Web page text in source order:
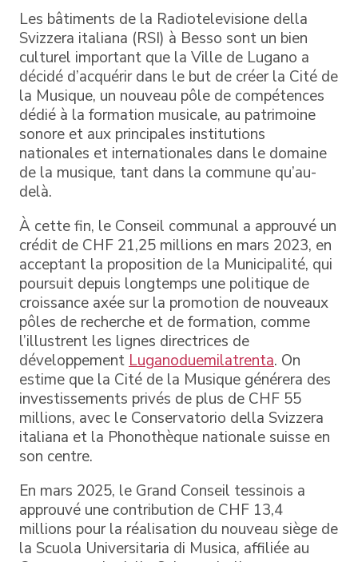
Les bâtiments de la Radiotelevisione della
Svizzera italiana (RSI) à Besso sont un bien
culturel important que la Ville de Lugano a
décidé d’acquérir dans le but de créer la Cité de
la Musique, un nouveau pôle de compétences
dédié à la formation musicale, au patrimoine
sonore et aux principales institutions
nationales et internationales dans le domaine
de la musique, tant dans la commune qu’au-
delà.
À cette fin, le Conseil communal a approuvé un
crédit de CHF 21,25 millions en mars 2023, en
acceptant la proposition de la Municipalité, qui
poursuit depuis longtemps une politique de
croissance axée sur la promotion de nouveaux
pôles de recherche et de formation, comme
l’illustrent les lignes directrices de
développement Luganoduemilatrenta. On
estime que la Cité de la Musique générera des
investissements privés de plus de CHF 55
millions, avec le Conservatorio della Svizzera
italiana et la Phonothèque nationale suisse en
son centre.
En mars 2025, le Grand Conseil tessinois a
approuvé une contribution de CHF 13,4
millions pour la réalisation du nouveau siège de
la Scuola Universitaria di Musica, affiliée au